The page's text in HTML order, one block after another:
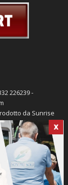
X
226239 -
da Sunrise
-Cookie policy